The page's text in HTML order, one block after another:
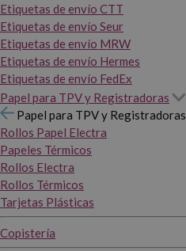
Etiquetas de envío CTT
Etiquetas de envío Seur
Etiquetas de envío MRW
Etiquetas de envío Hermes
Etiquetas de envío FedEx
Papel para TPV y Registradoras
Papel para TPV y Registradoras
Rollos Papel Electra
Papeles Térmicos
Rollos Electra
Rollos Térmicos
Tarjetas Plásticas
Copistería